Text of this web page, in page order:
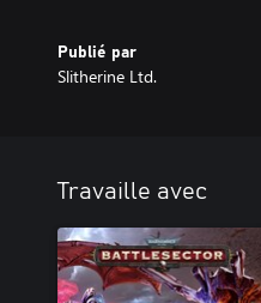
- Imagifier – Une unité de
martyres tombés au combat.
** Le DLC de la faction des
Fallen
Publié par
Slitherine Ltd.
Travaille avec